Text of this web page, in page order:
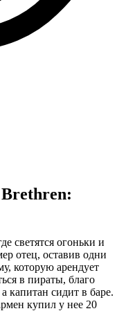
Brethren:
светятся огоньки и
отец, оставив одни
которую арендует
в пираты, благо
капитан сидит в баре.
купил у нее 20